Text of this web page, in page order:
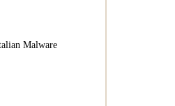
Malware